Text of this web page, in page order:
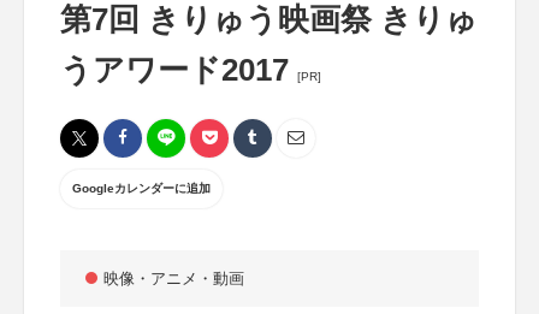
第7回 きりゅう映画祭 きりゅ
うアワード2017
[PR]
Googleカレンダーに追加
映像・アニメ・動画